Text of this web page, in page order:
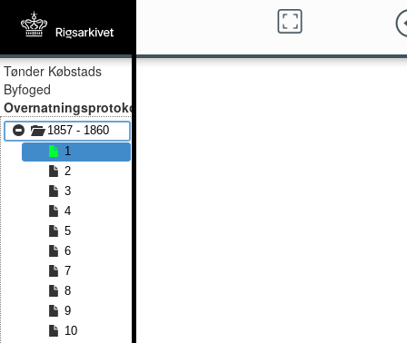
Tønder Købstads
Byfoged
Overnatningsprotokol
1857 - 1860
1
2
3
4
5
6
7
8
9
10